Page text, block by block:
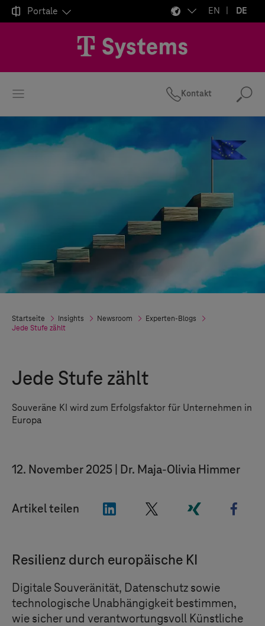
 Portale EN DE
Kontakt
Startseite Insights Newsroom
Experten-Blogs
Jede Stufe zählt
Jede Stufe zählt
Souveräne KI wird zum Erfolgsfaktor für Unternehmen in
Europa
12. November 2025 Dr. Maja-Olivia Himmer
Artikel teilen "LinkedIn" "Xing"
Resilienz durch europäische KI
Digitale Souveränität, Datenschutz sowie
technologische Unabhängigkeit bestimmen,
wie sicher und verantwortungsvoll Künstliche